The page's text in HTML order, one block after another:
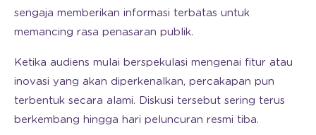
sengaja memberikan informasi terbatas untuk
memancing rasa penasaran publik.
Ketika audiens mulai berspekulasi mengenai fitur atau
inovasi yang akan diperkenalkan, percakapan pun
terbentuk secara alami. Diskusi tersebut sering terus
berkembang hingga hari peluncuran resmi tiba.